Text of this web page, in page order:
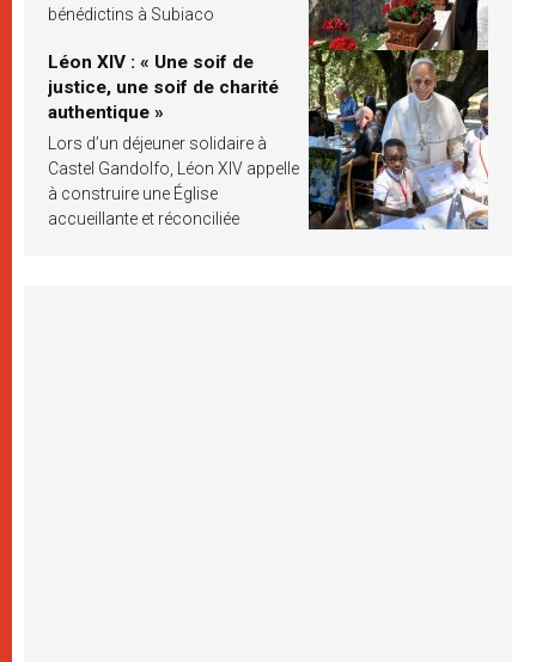
bénédictins à Subiaco
Léon XIV : « Une soif de
justice, une soif de charité
authentique »
Lors d’un déjeuner solidaire à
Castel Gandolfo, Léon XIV appelle
à construire une Église
accueillante et réconciliée